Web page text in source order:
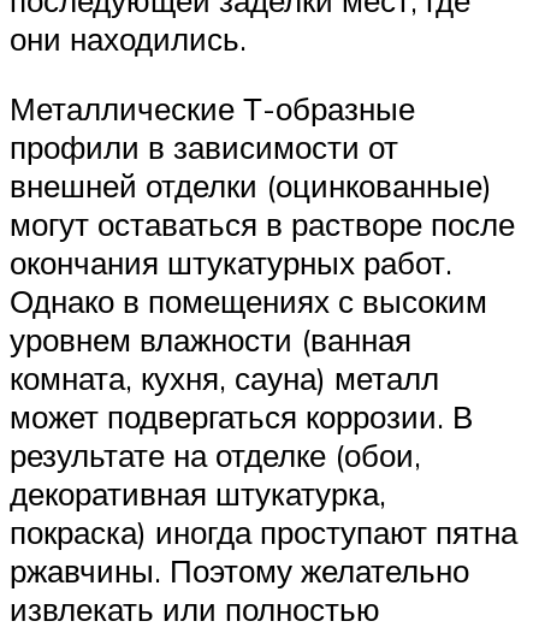
они находились.
Металлические Т-образные
профили в зависимости от
внешней отделки (оцинкованные)
могут оставаться в растворе после
окончания штукатурных работ.
Однако в помещениях с высоким
уровнем влажности (ванная
комната, кухня, сауна) металл
может подвергаться коррозии. В
результате на отделке (обои,
декоративная штукатурка,
покраска) иногда проступают пятна
ржавчины. Поэтому желательно
извлекать или полностью